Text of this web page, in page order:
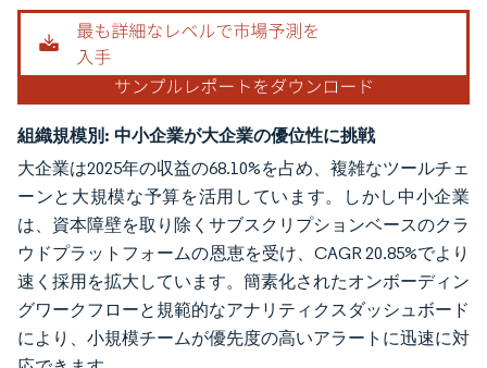
組織規模別: 中小企業が大企業の優位性に挑戦
大企業は2025年の収益の68.10%を占め、複雑なツールチェ
ーンと大規模な予算を活用しています。しかし中小企業
は、資本障壁を取り除くサブスクリプションベースのクラ
ウドプラットフォームの恩恵を受け、CAGR 20.85%でより
速く採用を拡大しています。簡素化されたオンボーディン
グワークフローと規範的なアナリティクスダッシュボード
により、小規模チームが優先度の高いアラートに迅速に対